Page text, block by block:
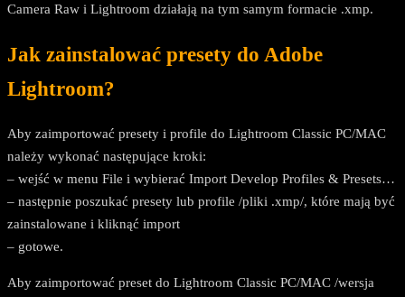
Camera Raw i Lightroom działają na tym samym formacie .xmp.
Jak zainstalować presety do Adobe
Lightroom?
Aby zaimportować presety i profile do Lightroom Classic PC/MAC
należy wykonać następujące kroki:
– wejść w menu File i wybierać Import Develop Profiles & Presets…
– następnie poszukać presety lub profile /pliki .xmp/, które mają być
zainstalowane i kliknąć import
– gotowe.
Aby zaimportować preset do Lightroom Classic PC/MAC /wersja